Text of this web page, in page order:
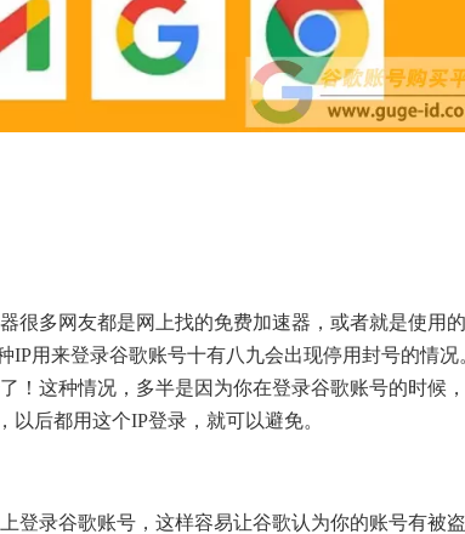
很多网友都是网上找的免费加速器，或者就是使用
IP用来登录谷歌账号十有八九会出现停用封号的情况
！这种情况，多半是因为你在登录谷歌账号的时候
后都用这个IP登录，就可以避免。
登录谷歌账号，这样容易让谷歌认为你的账号有被